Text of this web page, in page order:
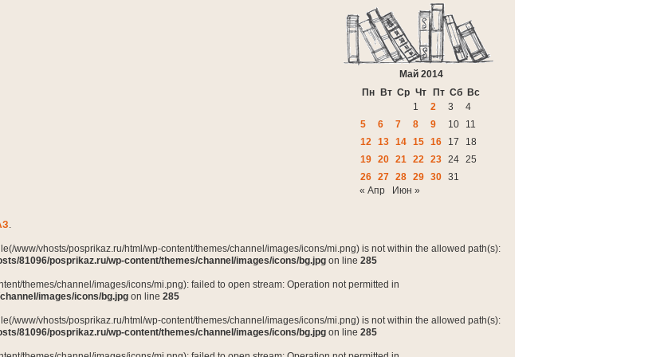
Май 2014
Пн
Вт Ср Чт Пт Сб Вс
1
2 3
4
5
6 7 8 9 10
11
12 13 14 15 16 17
18
19 20 21 22 23 24 25
26 27 28 29 30 31
« Апр
Июн »
.
www/vhosts/posprikaz.ru/html/wp-content/themes/channel/images/icons/mi.png) is not within the allowed path(s):
81096/posprikaz.ru/wp-content/themes/channel/images/icons/bg.jpg on line 285
themes/channel/images/icons/mi.png): failed to open stream: Operation not permitted in
images/icons/bg.jpg on line 285
www/vhosts/posprikaz.ru/html/wp-content/themes/channel/images/icons/mi.png) is not within the allowed path(s):
81096/posprikaz.ru/wp-content/themes/channel/images/icons/bg.jpg on line 285